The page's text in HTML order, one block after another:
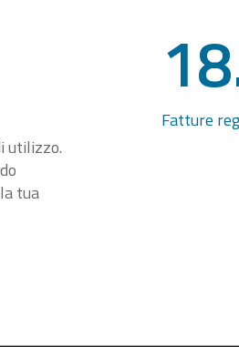
utilizzo.
tua
Fatture